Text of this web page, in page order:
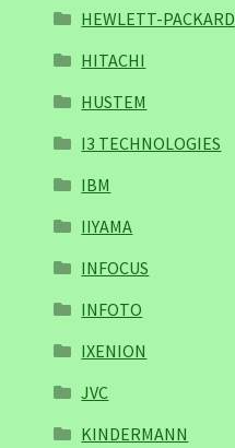
HEWLETT-PACKARD
HITACHI
HUSTEM
I3 TECHNOLOGIES
IBM
IIYAMA
INFOCUS
INFOTO
IXENION
JVC
KINDERMANN